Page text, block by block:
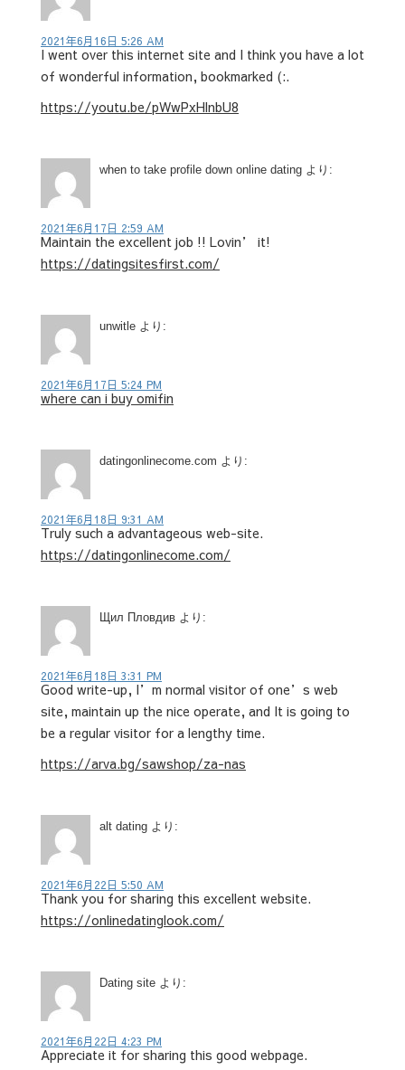
2021年6月16日 5:26 AM
I went over this internet site and I think you have a lot
of wonderful information, bookmarked (:.
https://youtu.be/pWwPxHlnbU8
when to take profile down online dating より:
2021年6月17日 2:59 AM
Maintain the excellent job !! Lovin’ it!
https://datingsitesfirst.com/
unwitle より:
2021年6月17日 5:24 PM
where can i buy omifin
datingonlinecome.com より:
2021年6月18日 9:31 AM
Truly such a advantageous web-site.
https://datingonlinecome.com/
Щил Пловдив より:
2021年6月18日 3:31 PM
Good write-up, I’m normal visitor of one’s web
site, maintain up the nice operate, and It is going to
be a regular visitor for a lengthy time.
https://arva.bg/sawshop/za-nas
alt dating より:
2021年6月22日 5:50 AM
Thank you for sharing this excellent website.
https://onlinedatinglook.com/
Dating site より:
2021年6月22日 4:23 PM
Appreciate it for sharing this good webpage.